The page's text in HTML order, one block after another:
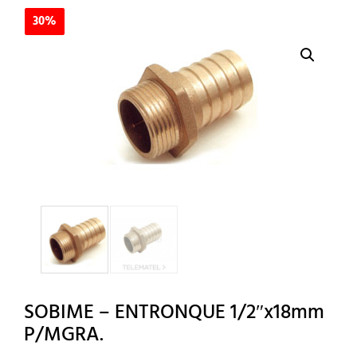
30%
SOBIME – ENTRONQUE 1/2″x18mm
P/MGRA.
30%